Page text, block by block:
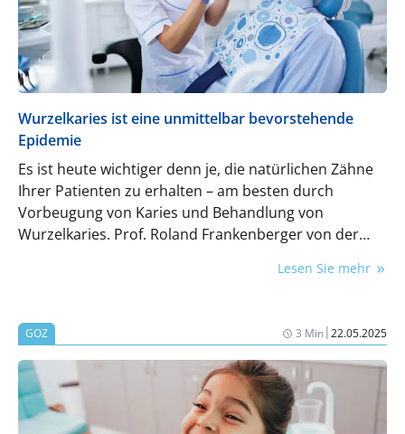
skalierbare Lösungen effizient und modern
umsetzt.
Wurzelkaries ist eine unmittelbar bevorstehende
Epidemie
Es ist heute wichtiger denn je, die natürlichen Zähne
Ihrer Patienten zu erhalten – am besten durch
Vorbeugung von Karies und Behandlung von
Wurzelkaries. Prof. Roland Frankenberger von der
Lesen Sie mehr
GOZ 3 Min|22.05.2025